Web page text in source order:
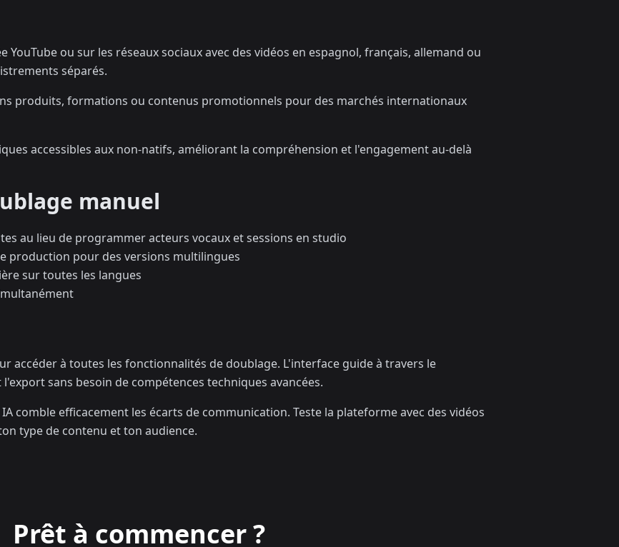
YouTube ou sur les réseaux sociaux avec des vidéos en espagnol, français, allemand ou
séparés.
produits, formations ou contenus promotionnels pour des marchés internationaux
accessibles aux non-natifs, améliorant la compréhension et l'engagement au-delà
manuel
au lieu de programmer acteurs vocaux et sessions en studio
production pour des versions multilingues
sur toutes les langues
accéder à toutes les fonctionnalités de doublage. L'interface guide à travers le
sans besoin de compétences techniques avancées.
comble efficacement les écarts de communication. Teste la plateforme avec des vidéos
type de contenu et ton audience.
Prêt à commencer ?